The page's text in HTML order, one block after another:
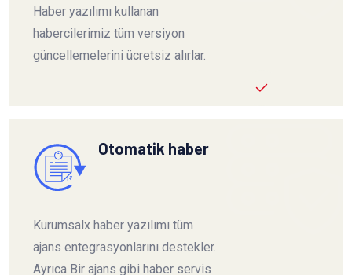
Haber yazılımı kullanan
habercilerimiz tüm versiyon
güncellemelerini ücretsiz alırlar.
Otomatik haber
Kurumsalx haber yazılımı tüm
ajans entegrasyonlarını destekler.
Ayrıca Bir ajans gibi haber servis